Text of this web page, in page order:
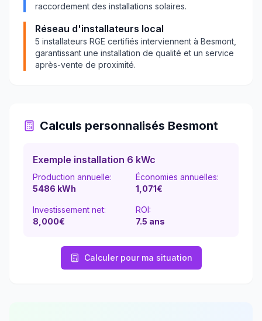
raccordement des installations solaires.
Réseau d'installateurs local
5 installateurs RGE certifiés interviennent à Besmont
garantissant une installation de qualité et un service
après-vente de proximité.
Calculs personnalisés Besmont
Exemple installation 6 kWc
Production annuelle:
5486 kWh
Économies annuelles:
1,071€
Investissement net:
8,000€
ROI:
7.5 ans
Calculer pour ma situation